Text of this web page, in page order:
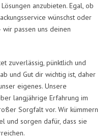
anzubieten. Egal, ob
wünschst oder
passen uns deinen
zuverlässig, pünktlich und
und Gut dir wichtig ist, daher
eigenes. Unsere
langjährige Erfahrung im
Sorgfalt vor. Wir kümmern
und sorgen dafür, dass sie